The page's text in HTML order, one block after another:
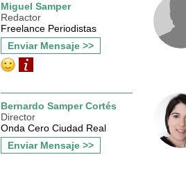
Miguel Samper
Redactor
Freelance Periodistas
Enviar Mensaje >>
Bernardo Samper Cortés
Director
Onda Cero Ciudad Real
Enviar Mensaje >>